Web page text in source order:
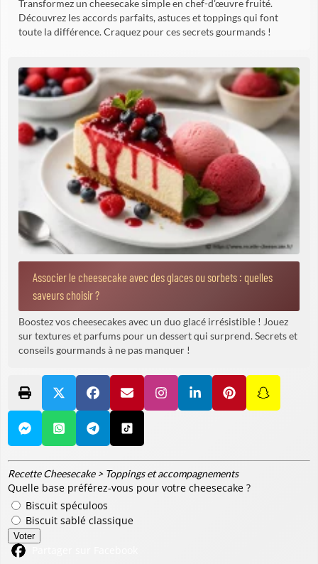
Transformez un cheesecake simple en chef-d'œuvre fruité.
Découvrez les accords parfaits, astuces et toppings qui font
toute la différence. Craquez pour ces secrets gourmands !
Associer le cheesecake avec des glaces ou sorbets : quelles
saveurs choisir ?
Boostez vos cheesecakes avec un duo glacé irrésistible ! Jouez
sur textures et parfums pour un dessert qui surprend. Secrets et
conseils gourmands à ne pas manquer !
Recette Cheesecake > Toppings et accompagnements
Quelle base préférez-vous pour votre cheesecake ?
Biscuit spéculoos
Biscuit sablé classique
Voter